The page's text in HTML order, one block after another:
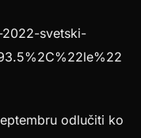
2022-svetski-
odlučiti ko